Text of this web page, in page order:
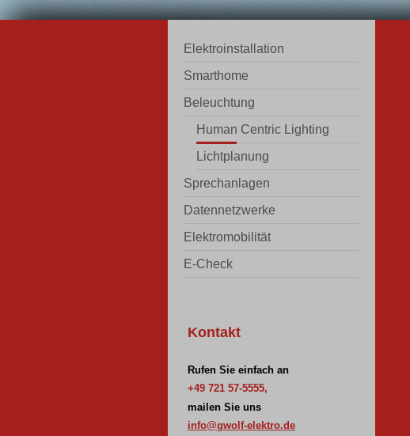
Elektroinstallation
Smarthome
Beleuchtung
Human Centric Lighting
Lichtplanung
Sprechanlagen
Datennetzwerke
Elektromobilität
E-Check
Kontakt
Rufen Sie einfach an
+49 721 57-5555,
mailen Sie uns
info@gwolf-elektro.de